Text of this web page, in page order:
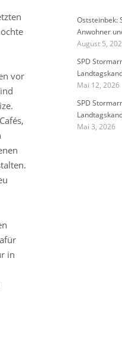
vor
in
Oststeinbek:
Anwohner
August 5,
SPD
Mai 12, 2026
SPD
Mai 3, 2026